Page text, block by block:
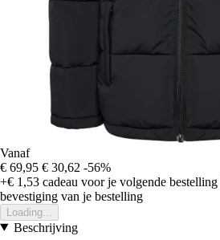
Vanaf
€ 69,95 € 30,62 -56%
+€ 1,53 cadeau voor je volgende bestelling
bevestiging van je bestelling
Loading...
Beschrijving